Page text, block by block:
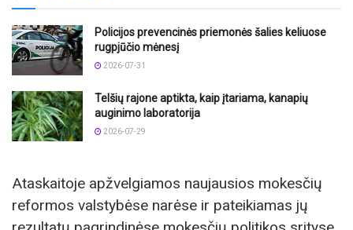
Policijos prevencinės priemonės šalies keliuose
rugpjūčio mėnesį
2026-07-31
Telšių rajone aptikta, kaip įtariama, kanapių
auginimo laboratorija
2026-07-29
Ataskaitoje apžvelgiamos naujausios mokesčių
reformos valstybėse narėse ir pateikiamas jų